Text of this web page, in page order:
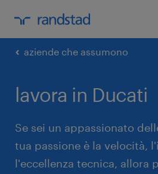
aziende che assumono
lavora in Ducati
Se sei un appassionato
tua passione è la velocità,
l'eccellenza tecnica, allora